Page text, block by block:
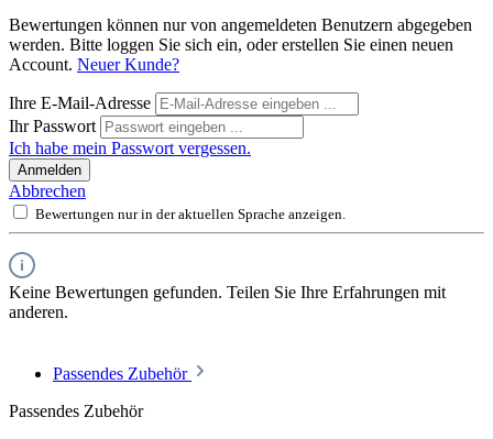
Bewertungen können nur von angemeldeten Benutzern abgegeben
werden. Bitte loggen Sie sich ein, oder erstellen Sie einen neuen
Account. Neuer Kunde?
Ihre E-Mail-Adresse
Ihr Passwort
Ich habe mein Passwort vergessen.
Anmelden
Abbrechen
Bewertungen nur in der aktuellen Sprache anzeigen.
Keine Bewertungen gefunden. Teilen Sie Ihre Erfahrungen mit
anderen.
Passendes Zubehör
Passendes Zubehör